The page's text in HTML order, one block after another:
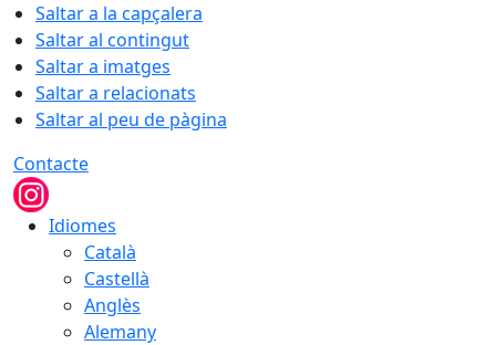
Saltar a la capçalera
Saltar al contingut
Saltar a imatges
Saltar a relacionats
Saltar al peu de pàgina
Contacte
Idiomes
Català
Castellà
Anglès
Alemany